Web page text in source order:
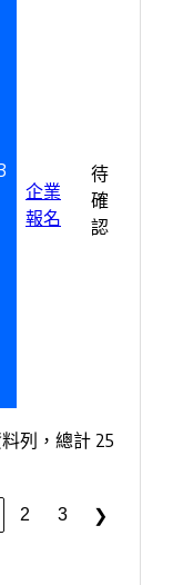
企業
報名
待
確
認
列，總計 25
2 3 ❯